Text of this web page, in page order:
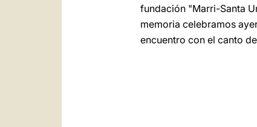
fundación "Marri-Santa
memoria celebramos
encuentro con el canto